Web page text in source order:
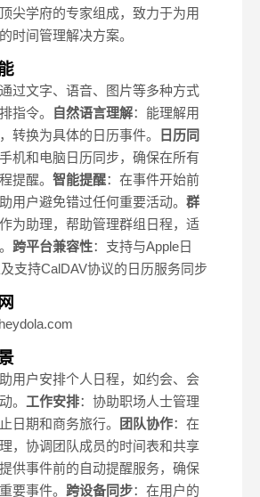
尖学府的专家组成，致力于为用
时间管理解决方案。
过文字、语音、图片等多种方式
指令。
自然语言理解：能理解用
转换为具体的日历事件。
日历同
机和电脑日历同步，确保在所有
提醒。 智能提醒：在事件开始前
用户避免错过任何重要活动。 群
为助理，帮助管理群组日程，适
跨平台兼容性：支持与Apple日
支持CalDAV协议的日历服务同步
用户安排个人日程，如约会、会
。 工作安排：协助职场人士管理
日期和商务旅行。
团队协作：在
，协调团队成员的时间表和共享
供事件前的自动提醒服务，确保
要事件。 跨设备同步：在用户的